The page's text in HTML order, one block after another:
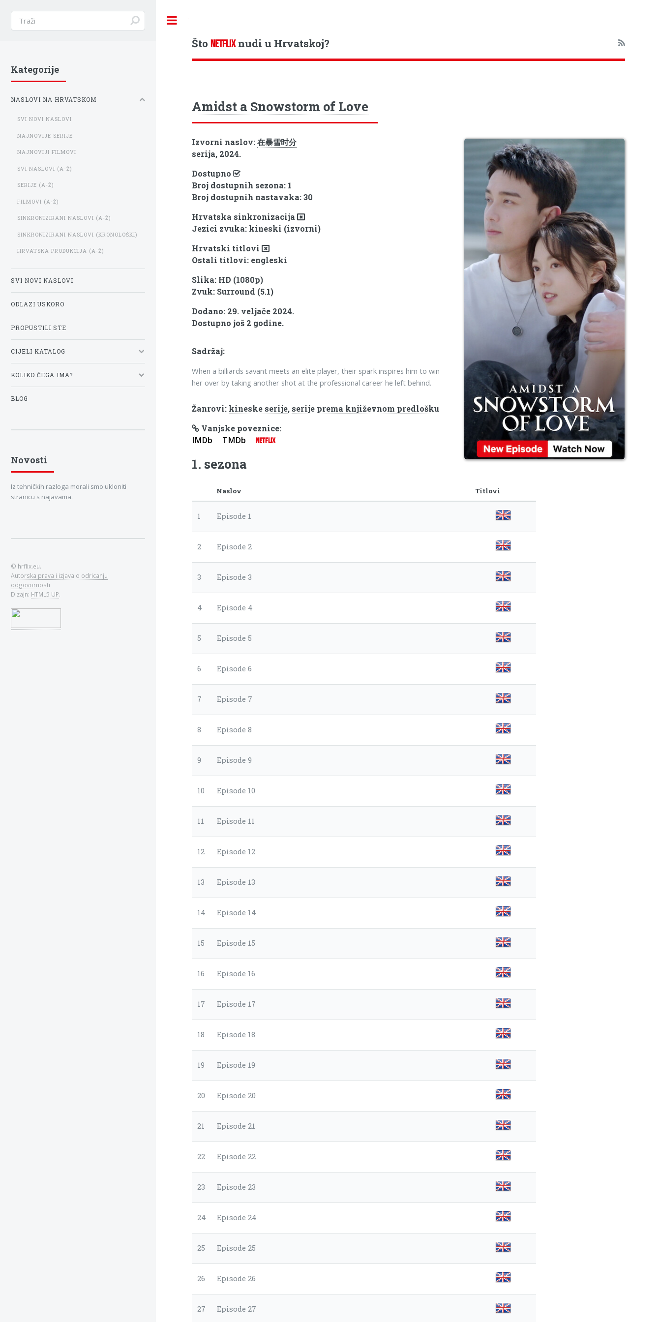
ŠtoNETFLIXnudi u Hrvatskoj?
Amidst a Snowstorm of Love
Izvorni naslov:在暴雪时分
serija, 2024.
Dostupno
Broj dostupnih sezona: 1
Broj dostupnih nastavaka: 30
Hrvatska sinkronizacija
Jezici zvuka: kineski (izvorni)
Hrvatski titlovi
Ostali titlovi: engleski
Slika: HD (1080p)
Zvuk: Surround (5.1)
Dodano: 29. veljače 2024.
Dostupno još 2 godine.
Sadržaj:
When a billiards savant meets an elite player, their spark inspires him to win
her over by taking another shot at the professional career he left behind.
Žanrovi: kineske serije, serije prema književnom predlošku
Vanjske poveznice:
IMDb TMDb NETFLIX
1. sezona
Naslov Titlovi
1 Episode 1
2 Episode 2
3 Episode 3
4 Episode 4
5 Episode 5
6 Episode 6
7 Episode 7
8 Episode 8
9 Episode 9
10 Episode 10
11 Episode 11
12 Episode 12
13 Episode 13
14 Episode 14
15 Episode 15
16 Episode 16
17 Episode 17
18 Episode 18
19 Episode 19
20 Episode 20
21 Episode 21
22 Episode 22
23 Episode 23
24 Episode 24
25 Episode 25
26 Episode 26
27 Episode 27
Kategorije
NASLOVI NA HRVATSKOM
SVI NOVI NASLOVI
NAJNOVIJE SERIJE
NAJNOVIJI FILMOVI
SVI NASLOVI (A-Ž)
SERIJE (A-Ž)
FILMOVI (A-Ž)
SINKRONIZIRANI NASLOVI (A-Ž)
SINKRONIZIRANI NASLOVI (KRONOLOŠKI)
HRVATSKA PRODUKCIJA (A-Ž)
SVI NOVI NASLOVI
ODLAZI USKORO
PROPUSTILI STE
CIJELI KATALOG
KOLIKO ČEGA IMA?
BLOG
Novosti
Iz tehničkih razloga morali smo ukloniti
stranicu s najavama.
© hrflix.eu.
Autorska prava i izjava o odricanju
odgovornosti
Dizajn: HTML5 UP.
Toggle